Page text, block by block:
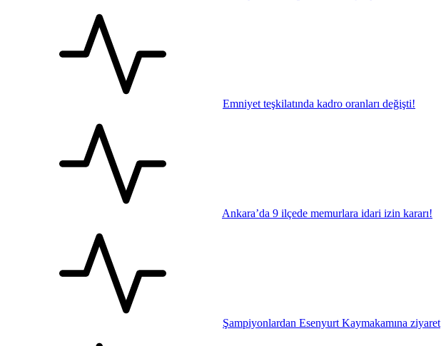
Emniyet teşkilatında kadro oranları değişti!
Ankara’da 9 ilçede memurlara idari izin kararı!
Şampiyonlardan Esenyurt Kaymakamına ziyaret